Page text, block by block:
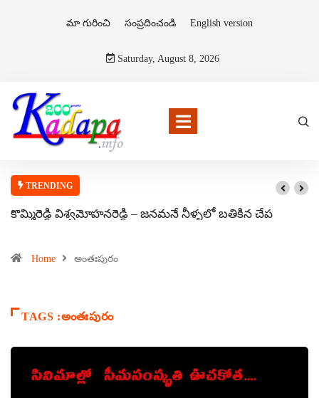
మా గురించి సంప్రదించండి English version
Saturday, August 8, 2026
TRENDING
కొమ్మిరెడ్డి విశ్వమోహనరెడ్డి – జనమనే నీళ్ళలో బతికిన చేప
Home అంతఃపురం
TAGS :అంతఃపురం